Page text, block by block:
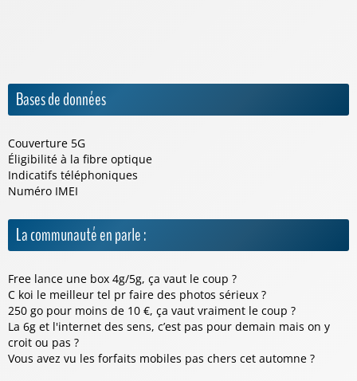
Bases de données
Couverture 5G
Éligibilité à la fibre optique
Indicatifs téléphoniques
Numéro IMEI
La communauté en parle :
Free lance une box 4g/5g, ça vaut le coup ?
C koi le meilleur tel pr faire des photos sérieux ?
250 go pour moins de 10 €, ça vaut vraiment le coup ?
La 6g et l'internet des sens, c’est pas pour demain mais on y
croit ou pas ?
Vous avez vu les forfaits mobiles pas chers cet automne ?